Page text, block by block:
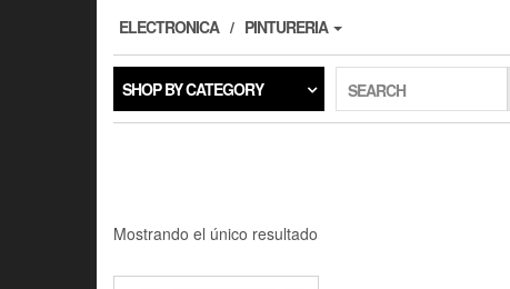
ELECTRONICA PINTURERIA
SHOP BY CATEGORY SEARCH
Mostrando el único resultado